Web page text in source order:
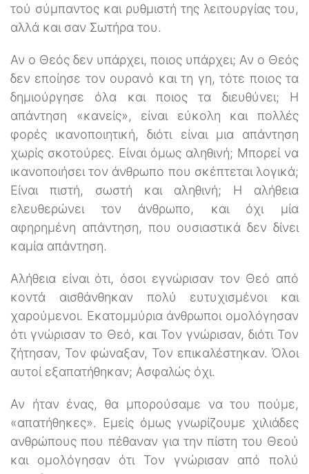
τού σύμπαντος και ρυθμιστή της λειτουργίας του,
αλλά και σαν Σωτήρα του.
Αν ο Θεός δεν υπάρχει, ποιος υπάρχει; Αν ο Θεός
δεν εποίησε τον ουρανό και τη γη, τότε ποιος τα
δημιούργησε όλα και ποιος τα διευθύνει; Η
απάντηση «κανείς», είναι εύκολη και πολλές
φορές ικανοποιητική, διότι είναι μια απάντηση
χωρίς σκοτούρες. Είναι όμως αληθινή; Μπορεί να
ικανοποιήσει τον άνθρωπο που σκέπτεται λογικά;
Είναι πιστή, σωστή και αληθινή; Η αλήθεια
ελευθερώνει τον άνθρωπο, και όχι μία
αφηρημένη απάντηση, που ουσιαστικά δεν δίνει
καμία απάντηση.
Αλήθεια είναι ότι, όσοι εγνώρισαν τον Θεό από
κοντά αισθάνθηκαν πολύ ευτυχισμένοι και
χαρούμενοι. Εκατομμύρια άνθρωποι ομολόγησαν
ότι γνώρισαν το Θεό, και Τον γνώρισαν, διότι Τον
ζήτησαν, Τον φώναξαν, Τον επικαλέστηκαν. Όλοι
αυτοί εξαπατήθηκαν; Ασφαλώς όχι.
Αν ήταν ένας, θα μπορούσαμε να του πούμε,
«απατήθηκες». Εμείς όμως γνωρίζουμε χιλιάδες
ανθρώπους που πέθαναν για την πίστη του Θεού
και ομολόγησαν ότι Τον γνώρισαν από πολύ